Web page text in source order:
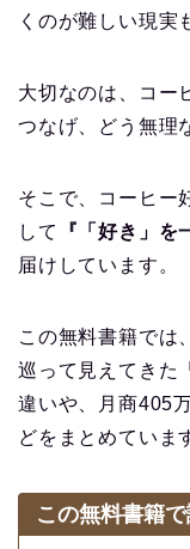
くのが難しい現実
大切なのは、コー
つなげ、どう無理
そこで、コーヒー
して
『「好き」を
届けしています。
この無料書籍では
巡って見えてきた
違いや、月商405
どをまとめていま
この無料書籍